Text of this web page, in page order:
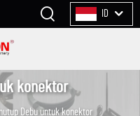
ID
konektor
Debu untuk konektor